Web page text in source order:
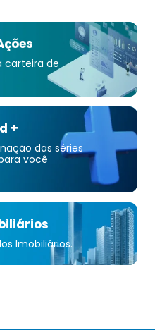
carteira de
+
das séries
você
Imobiliários.